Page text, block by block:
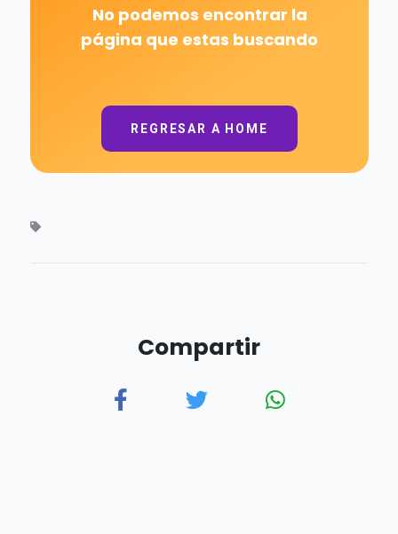
Compartir